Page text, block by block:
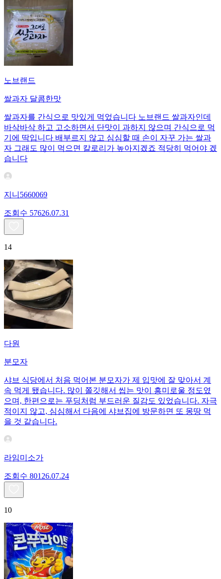
노브랜드
쌀과자 달콤한맛
쌀과자를 간식으로 맛있게 먹었습니다 노브랜드 쌀과자인데
바삭바삭 하고 고소하면서 단맛이 과하지 않으며 간식으로 먹
기에 딱입니다 배부르지 않고 심심할 때 손이 자꾸 가는 쌀과
자 그래도 많이 먹으면 칼로리가 높아지겠죠 적당히 먹어야 겠
습니다
지니5660069
조회수 57626.07.31
14
다원
분모자
샤브 식당에서 처음 먹어본 분모자가 제 입맛에 잘 맞아서 계
속 먹게 됐습니다. 많이 쫄깃해서 씹는 맛이 흥미로울 정도였
으며, 한편으로는 푸딩처럼 부드러운 질감도 있었습니다. 자극
적이지 않고, 심심해서 다음에 샤브집에 방문하면 또 몽땅 먹
을 것 같습니다.
라임미소가
조회수 801 26.07.24
10